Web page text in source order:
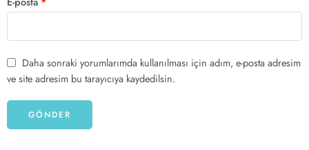
Daha sonraki yorumlarımda kullanılması için adım, e-posta adresim
ve site adresim bu tarayıcıya kaydedilsin.